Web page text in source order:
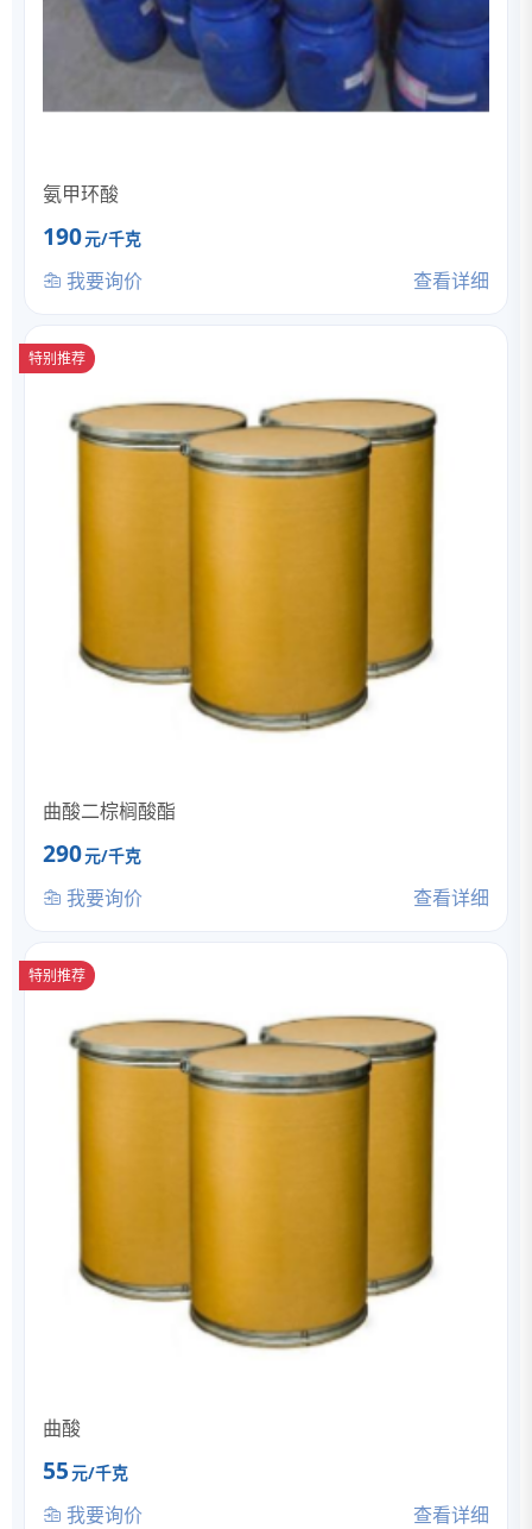
氨甲环酸
190元/千克
我要询价 查看详细
特别推荐
曲酸二棕榈酸酯
290元/千克
我要询价 查看详细
特别推荐
曲酸
55元/千克
我要询价 查看详细